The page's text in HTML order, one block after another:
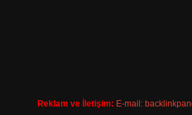
Reklam ve İletişim: E-mail: